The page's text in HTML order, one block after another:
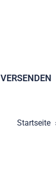
VERSENDEN
Startseite